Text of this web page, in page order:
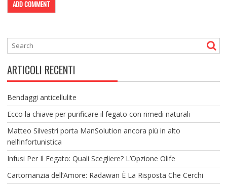
ARTICOLI RECENTI
Bendaggi anticellulite
Ecco la chiave per purificare il fegato con rimedi naturali
Matteo Silvestri porta ManSolution ancora più in alto
nell’infortunistica
Infusi Per Il Fegato: Quali Scegliere? L’Opzione Olife
Cartomanzia dell’Amore: Radawan È La Risposta Che Cerchi